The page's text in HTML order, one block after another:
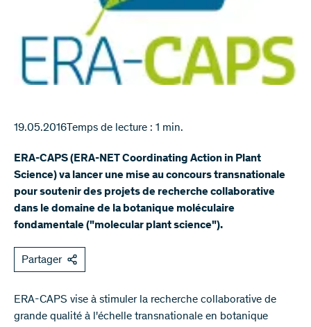
19.05.2016 Temps de lecture : 1 min.
ERA-CAPS (ERA-NET Coordinating Action in Plant
Science) va lancer une mise au concours transnationale
pour soutenir des projets de recherche collaborative
dans le domaine de la botanique moléculaire
fondamentale ("molecular plant science").
Partager
ERA-CAPS vise à stimuler la recherche collaborative de
grande qualité à l'échelle transnationale en botanique